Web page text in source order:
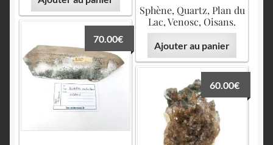
Sphène, Quartz, Plan du
Lac, Venosc, Oisans.
Ajouter au panier
70.00€
60.00€